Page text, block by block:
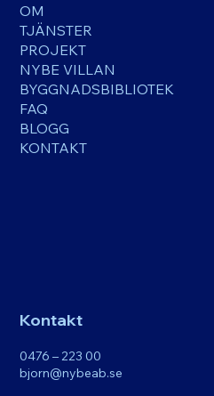
OM
TJÄNSTER
PROJEKT
NYBE VILLAN
BYGGNADSBIBLIOTEK
FAQ
BLOGG
KONTAKT
Kontakt
0476 – 223 00
bjorn@nybeab.se